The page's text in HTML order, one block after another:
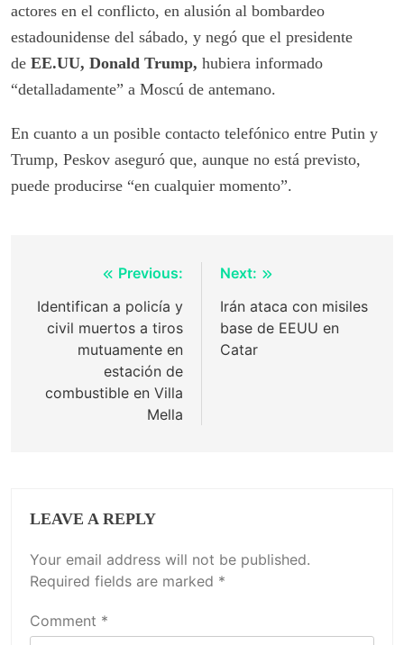
actores en el conflicto, en alusión al bombardeo
estadounidense del sábado, y negó que el presidente
de EE.UU, Donald Trump, hubiera informado
“detalladamente” a Moscú de antemano.
En cuanto a un posible contacto telefónico entre Putin y
Trump, Peskov aseguró que, aunque no está previsto,
puede producirse “en cualquier momento”.
navigation
Previous:
Identifican a policía y
civil muertos a tiros
mutuamente en
estación de
combustible en Villa
Mella
Next:
Irán ataca con misiles
base de EEUU en
Catar
LEAVE A REPLY
Your email address will not be published.
Required fields are marked *
Comment *